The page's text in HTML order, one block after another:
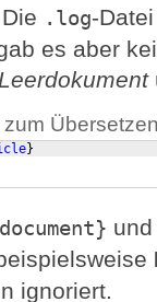
.log-
es aber
Leerdokument
}
ignoriert.